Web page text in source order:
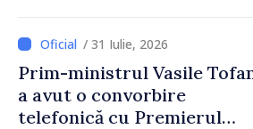
Moldova
/ 31 Iulie, 2026
Prim-ministrul Vasile
a avut o convorbire
telefonică cu Premierul